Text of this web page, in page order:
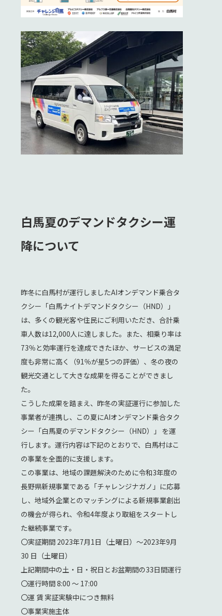
白馬夏のデマンドタクシー運
降について
昨冬に白馬村が運行しましたAIオンデマンド乗合タ
クシー「白馬ナイトデマンドタクシー（HND）」
は、多くの観光客や住民にご利用いただき、合計乗
車人数は12,000人に達しました。また、相乗り率は
73％と効率運行を達成できたほか、サービスの満足
度も非常に高く（91％が星5つの評価）、冬の夜の
観光交通として大きな成果を得ることができまし
た。
こうした成果を踏まえ、昨冬の実証運行に参加した
事業者が連携し、この夏にAIオンデマンド乗合タク
シー「白馬夏のデマンドタクシー（HND）」 を運
行します。運行内容は下記のとおりで、白馬村はこ
の事業を全面的に支援します。
この事業は、地域の課題解決のために令和3年度の
長野県新規事業である「チャレンジナガノ」に応募
し、地域外企業とのマッチングによる新規事業創出
の機会が得られ、令和4年度より取組をスタートし
た継続事業です。
〇実証期間 2023年7月1日（土曜日）～2023年9月
30 日（土曜日）
上記期間中の土・日・祝日とお盆期間の33日間運行
〇運行時間 8:00 ～ 17:00
〇運 賃 実証実験中につき無料
〇事業実施主体